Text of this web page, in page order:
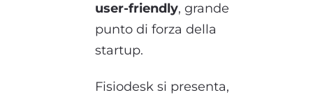
user-friendly, grande
punto di forza della
startup.
Fisiodesk si presenta,